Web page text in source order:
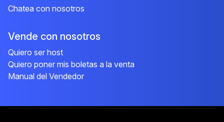
Chatea con nosotros
Vende con nosotros
Quiero ser host
Quiero poner mis boletas a la venta
Manual del Vendedor